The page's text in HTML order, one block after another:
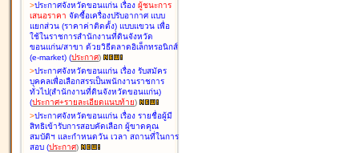
>ประกาศจังหวัดขอนแก่น เรื่อง ผู้ชนะการ
เสนอราคา จัดซื้อเครื่องปรับอากาศ แบบ
แยกส่วน (ราคาค่าติดตั้ง) แบบแขวน เพื่อ
ใช้ในราชการสำนักงานที่ดินจังหวัด
ขอนแก่น/สาขา ด้วยวิธีตลาดอิเล็กทรอนิกส์
(e-market) (ประกาศ)
>ประกาศจังหวัดขอนแก่น เรื่อง รับสมัคร
บุคคลเพื่อเลือกสรรเป็นพนักงานราชการ
ทั่วไป(สำนักงานที่ดินจังหวัดขอนแก่น)
(ประกาศ+รายละเอียดแนบท้าย)
>ประกาศจังหวัดขอนแก่น เรื่อง รายชื่อผู้มี
สิทธิเข้ารับการสอบคัดเลือก ผู้ขาดคุณ
สมบัติฯ และกำหนดวัน เวลา สถานที่ในการ
สอบ (ประกาศ)